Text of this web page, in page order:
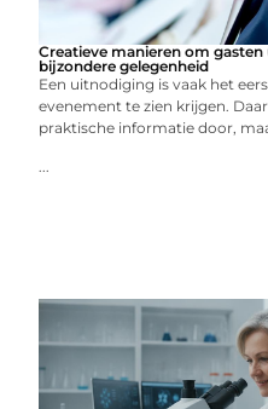
Creatieve manieren om
bijzondere gelegenheid
Een uitnodiging is vaak het
evenement te zien krijgen.
praktische informatie door,
...